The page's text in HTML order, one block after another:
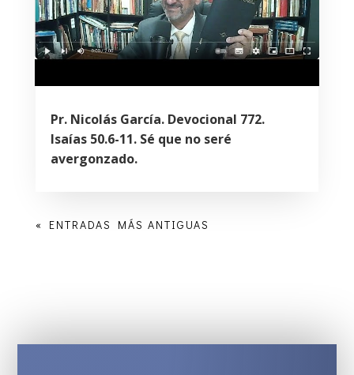
Pr. Nicolás García. Devocional 772.
Isaías 50.6-11. Sé que no seré
avergonzado.
« ENTRADAS MÁS ANTIGUAS